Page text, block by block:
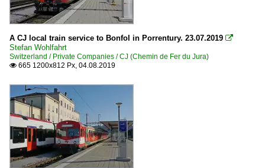
A CJ local train service to Bonfol in Porrentury. 23.07.2019 
Stefan Wohlfahrt
Switzerland / Private Companies / CJ (Chemin de Fer du Jura)
 665 1200x812 Px, 04.08.2019